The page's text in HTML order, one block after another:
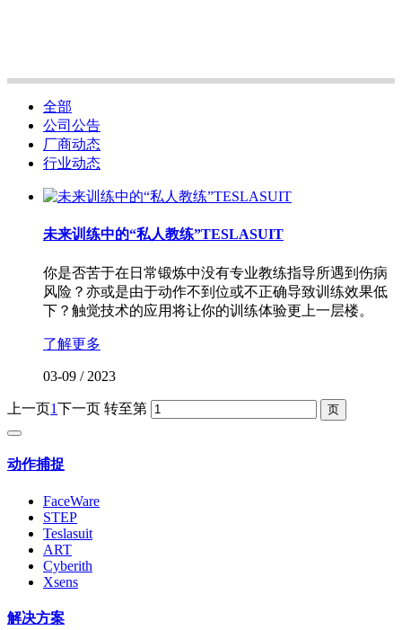
全部
公司公告
厂商动态
行业动态
未来训练中的“私人教练”TESLASUIT
你是否苦于在日常锻炼中没有专业教练指导所遇到伤病
风险？亦或是由于动作不到位或不正确导致训练效果低
下？触觉技术的应用将让你的训练体验更上一层楼。
了解更多
03-09 / 2023
上一页1下一页 转至第
动作捕捉
FaceWare
STEP
Teslasuit
ART
Cyberith
Xsens
解决方案